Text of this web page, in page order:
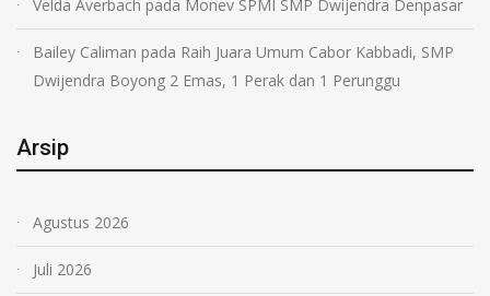
Velda Averbach pada Monev SPMI SMP Dwijendra Denpasar
Bailey Caliman pada Raih Juara Umum Cabor Kabbadi, SMP
Dwijendra Boyong 2 Emas, 1 Perak dan 1 Perunggu
Arsip
Agustus 2026
Juli 2026